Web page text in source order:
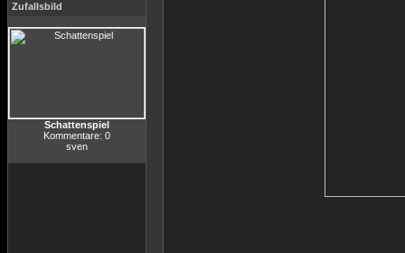
Zufallsbild
Schattenspiel
Kommentare: 0
sven